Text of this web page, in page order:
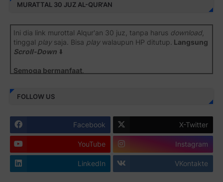
MURATTAL 30 JUZ AL-QUR'AN
Ini dia link murottal Alqur'an 30 juz, tanpa harus download,
tinggal playsaja. Bisa playwalaupun HP ditutup. Langsung
Scroll-Down ⬇️
Semoga bermanfaat
Juz 1 ⇨
Juz 3 ⇨ http://j.mp/2bFSrtF
Juz 4 ⇨ http://j.mp/2b8SXi3
Juz 5 ⇨ http://j.mp/2b8RZm3
FOLLOW US
Facebook X-Twitter
YouTube Instagram
LinkedIn VKontakte